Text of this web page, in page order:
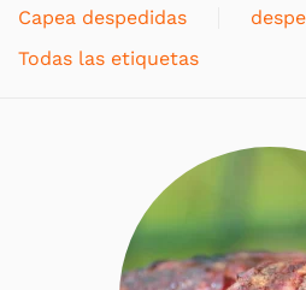
Capea despedidas
Todas las etiquetas